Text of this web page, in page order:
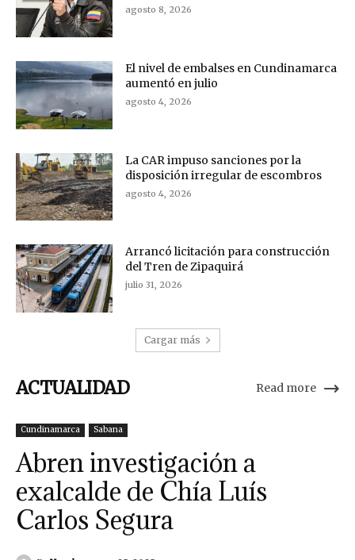
agosto 8, 2026
El nivel de embalses en Cundinamarca
aumentó en julio
agosto 4, 2026
La CAR impuso sanciones por la
disposición irregular de escombros
agosto 4, 2026
Arrancó licitación para construcción
del Tren de Zipaquirá
julio 31, 2026
Cargar más
ACTUALIDAD Read more
Cundinamarca Sabana
Abren investigación a
exalcalde de Chía Luís
Carlos Segura